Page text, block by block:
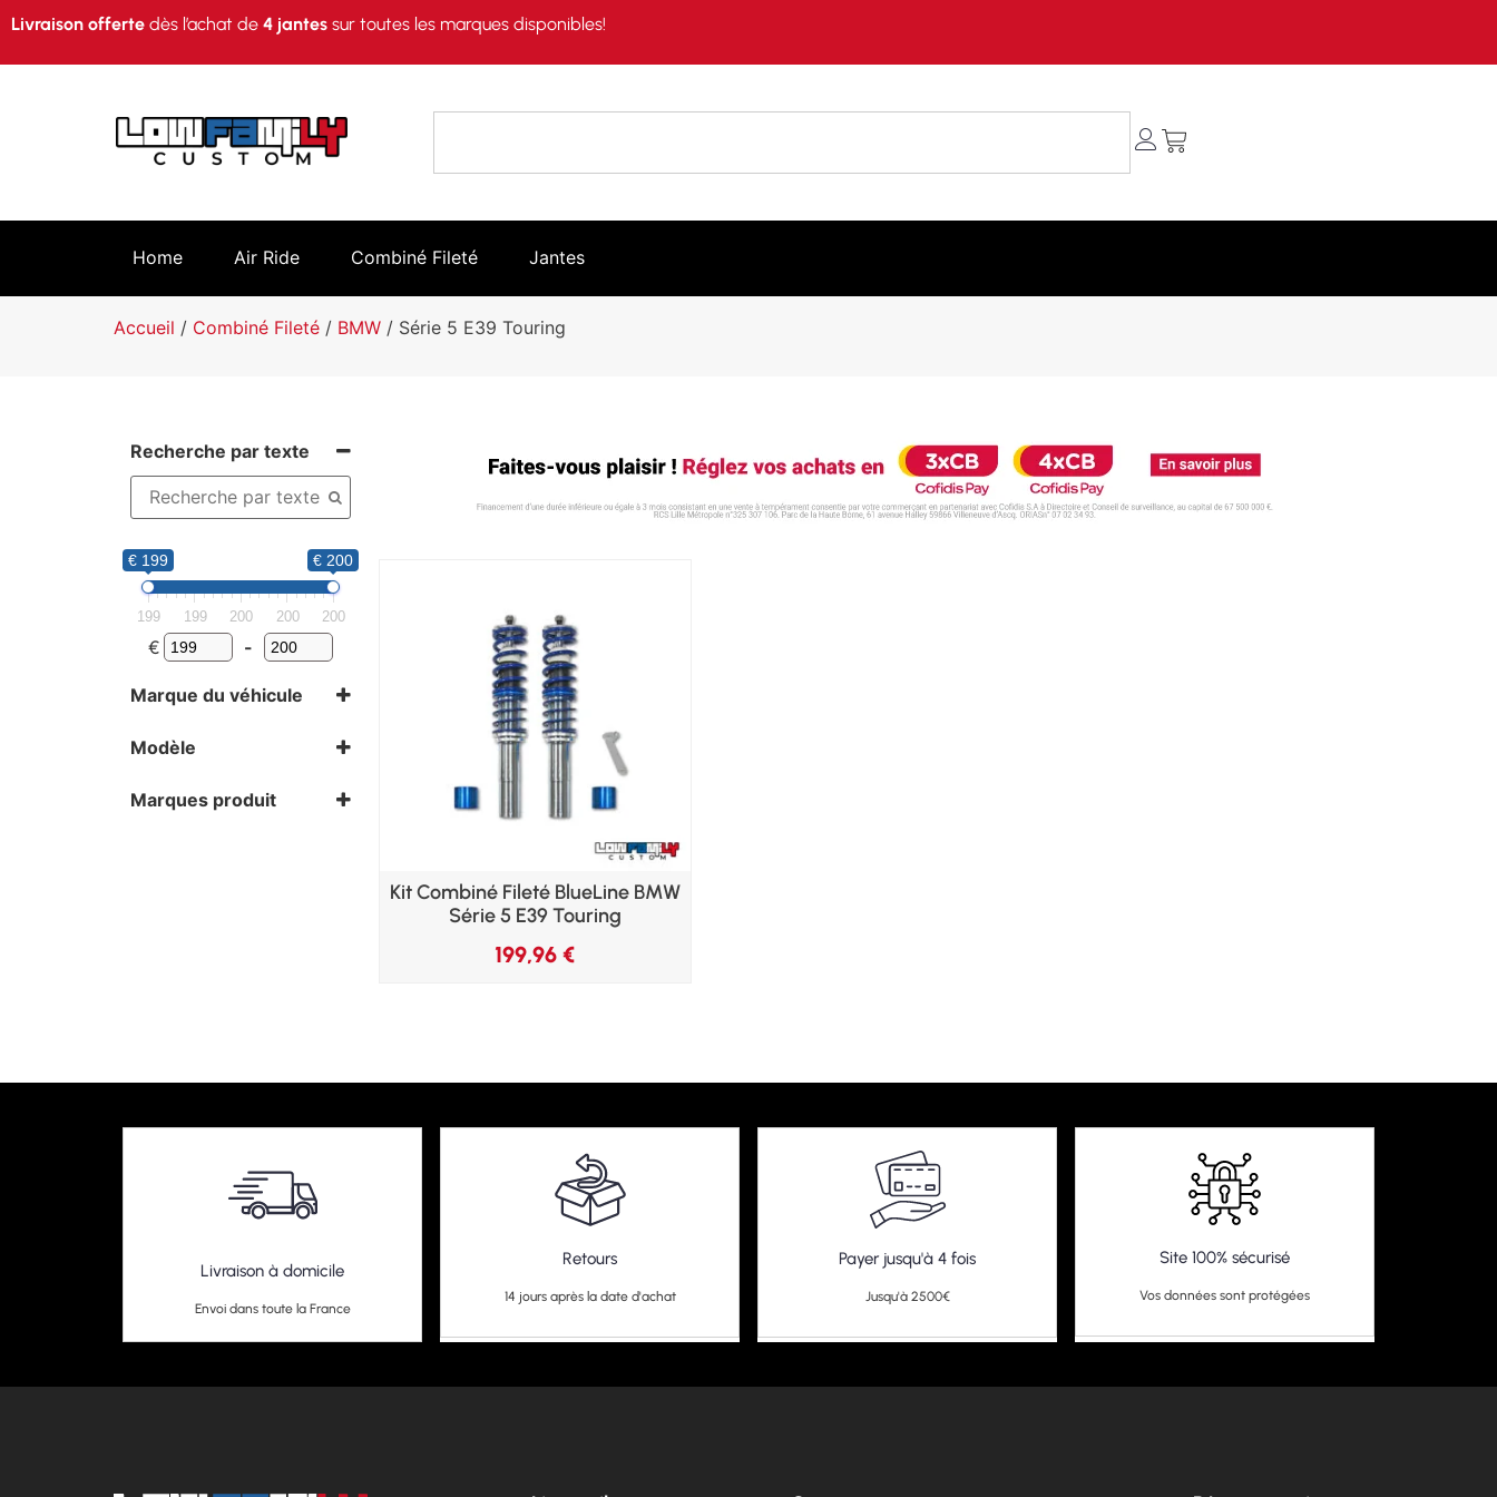
Livraison offerte dès l’achat de 4 jantes sur toutes les marques disponibles!
Home Air Ride Combiné Fileté Jantes
Accueil / Combiné Fileté / BMW / Série 5 E39 Touring
Recherche par texte
€ 199 € 200
199 199 200 200 200
€ -
Marque du véhicule
Modèle
Marques produit
Kit Combiné Fileté BlueLine BMW
Série 5 E39 Touring
199,96€
Livraison à domicile
Envoi dans toute la France
Retours
14 jours après la date d'achat
Payer jusqu'à 4 fois
Jusqu'à 2500€
Site 100% sécurisé
Vos données sont protégées